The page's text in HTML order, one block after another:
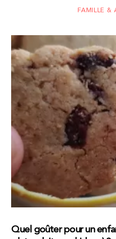
FAMILLE &
Quel goûter pour un